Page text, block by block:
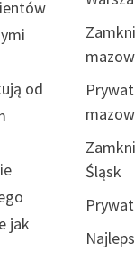
od
jak
Śląsk